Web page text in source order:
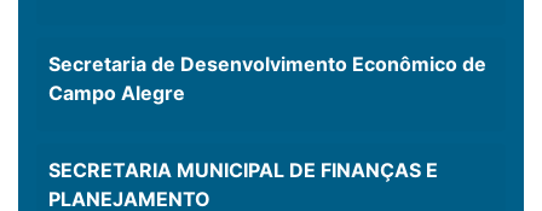
Secretaria de Desenvolvimento Econômico de
Campo Alegre
SECRETARIA MUNICIPAL DE FINANÇAS E
PLANEJAMENTO